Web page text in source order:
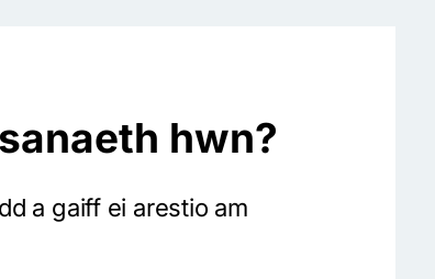
hwn?
a gaiff ei arestio am